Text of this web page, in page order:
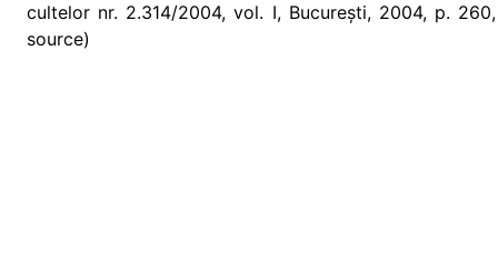
cultelor nr. 2.314/2004, vol. I, București, 2004, p.
source)